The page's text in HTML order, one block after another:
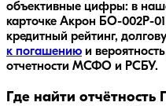
объективные цифры: в
карточке Акрон БО-002P-01
кредитный рейтинг,
к погашению и
отчетности МСФО и РСБУ.
Где найти